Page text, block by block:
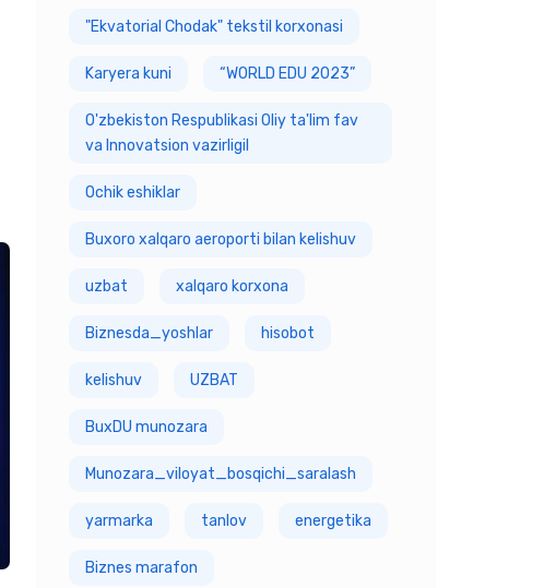
"Ekvatorial Chodak" tekstil korxonasi
Karyera kuni “WORLD EDU 2023”
O'zbekiston Respublikasi Oliy ta'lim fav
va Innovatsion vazirligiI
Ochik eshiklar
Buxoro xalqaro aeroporti bilan kelishuv
uzbat xalqaro korxona
Biznesda_yoshlar hisobot
kelishuv UZBAT
BuxDU munozara
Munozara_viloyat_bosqichi_saralash
yarmarka tanlov energetika
Biznes marafon